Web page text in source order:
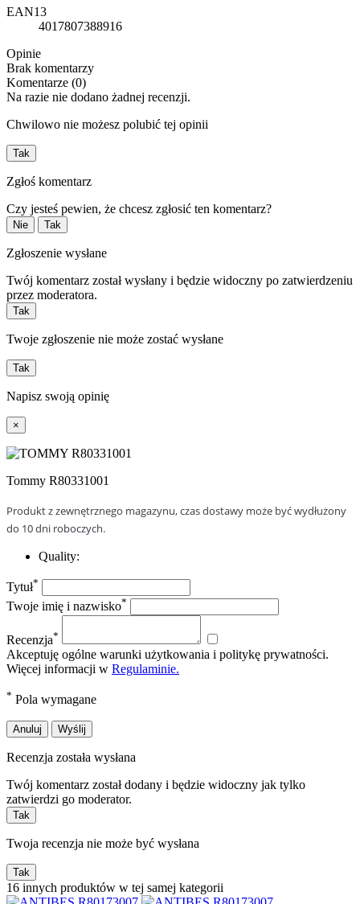
EAN13
4017807388916
Opinie
Brak komentarzy
Komentarze (0)
Na razie nie dodano żadnej recenzji.
Chwilowo nie możesz polubić tej opinii
Tak
Zgłoś komentarz
Czy jesteś pewien, że chcesz zgłosić ten komentarz?
Nie Tak
Zgłoszenie wysłane
Twój komentarz został wysłany i będzie widoczny po zatwierdzeniu
przez moderatora.
Tak
Twoje zgłoszenie nie może zostać wysłane
Tak
Napisz swoją opinię
×
Tommy R80331001
Produkt z zewnętrznego magazynu, czas dostawy może być wydłużony
do 10 dni roboczych.
Quality:
Tytuł*
Twoje imię i nazwisko*
Recenzja*
Akceptuję ogólne warunki użytkowania i politykę prywatności.
Więcej informacji w Regulaminie.
* Pola wymagane
Anuluj Wyślij
Recenzja została wysłana
Twój komentarz został dodany i będzie widoczny jak tylko
zatwierdzi go moderator.
Tak
Twoja recenzja nie może być wysłana
Tak
16 innych produktów w tej samej kategorii